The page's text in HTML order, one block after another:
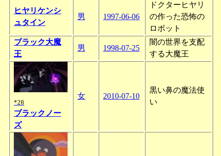
ヒヤリケンシ
ュタイン
男 1997-06-06
ドクターヒヤリ
の作った恐怖の
ロボット
ブラック大魔
王
男 1998-07-25
闇の世界を支配
する大魔王
*28
ブラックノー
ズ
女 2010-07-10
黒い鼻の魔法使
い